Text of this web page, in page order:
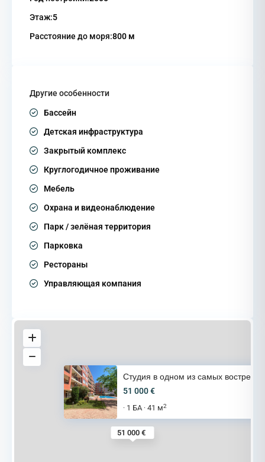
Этаж:5
Расстояние до моря:800 м
Другие особенности
Бассейн
Детская инфраструктура
Закрытый комплекс
Круглогодичное проживание
Мебель
Охрана и видеонаблюдение
Парк / зелёная территория
Парковка
Рестораны
Управляющая компания
51 000 €
Студия в одном из самых востре
51 000 €
· 1 БА · 41 м2